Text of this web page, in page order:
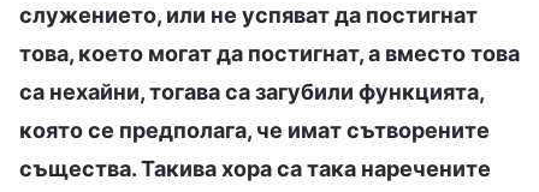
служението, или не успяват да постигнат
това, което могат да постигнат, а вместо това
са нехайни, тогава са загубили функцията,
която се предполага, че имат сътворените
същества. Такива хора са така наречените